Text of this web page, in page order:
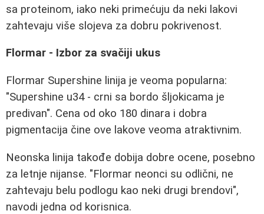
sa proteinom, iako neki primećuju da neki lakovi
zahtevaju više slojeva za dobru pokrivenost.
Flormar - Izbor za svačiji ukus
Flormar Supershine linija je veoma popularna:
"Supershine u34 - crni sa bordo šljokicama je
predivan". Cena od oko 180 dinara i dobra
pigmentacija čine ove lakove veoma atraktivnim.
Neonska linija takođe dobija dobre ocene, posebno
za letnje nijanse. "Flormar neonci su odlični, ne
zahtevaju belu podlogu kao neki drugi brendovi",
navodi jedna od korisnica.